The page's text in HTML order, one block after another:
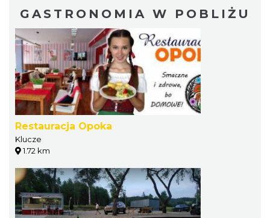
GASTRONOMIA W POBLIŻU
Restauracja Opoka
Klucze
1.72 km